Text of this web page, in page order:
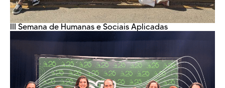
III Semana de Humanas e Sociais Aplicadas